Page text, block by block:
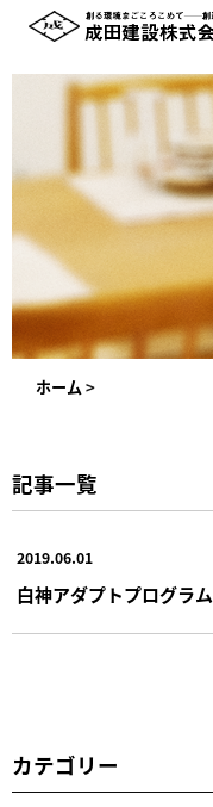
ホーム >
記事一覧
2019.06.01
白神アダプトプログラム
カテゴリー